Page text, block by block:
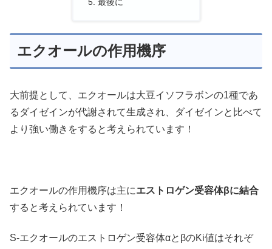
エクオールの作用機序
大前提として、エクオールは大豆イソフラボンの1種であ
るダイゼインが代謝されて生成され、ダイゼインと比べて
より強い働きをすると考えられています！
エクオールの作用機序は主にエストロゲン受容体βに結合
すると考えられています！
S-エクオールのエストロゲン受容体αとβのKi値はそれぞ